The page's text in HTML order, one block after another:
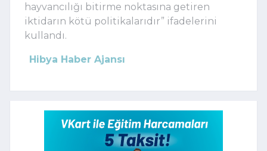
hayvancılığı bitirme noktasına getiren
iktidarın kötü politikalarıdır” ifadelerini
kullandı.
Hibya Haber Ajansı